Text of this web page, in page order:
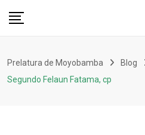
Prelatura de Moyobamba Blog
Segundo Felaun Fatama, cp